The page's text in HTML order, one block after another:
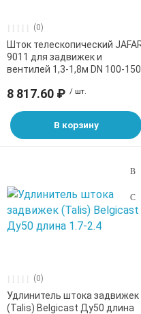
(0)
Шток телескопический
9011 для задвижек и
вентилей 1,3-1,8м DN 100-150
8 817.60 ₽ / шт.
В корзину
(0)
Удлинитель штока задвижек
(Talis) Belgicast Ду50 длина